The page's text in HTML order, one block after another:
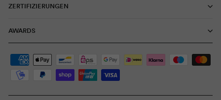
ZERTIFIZIERUNGEN
AWARDS